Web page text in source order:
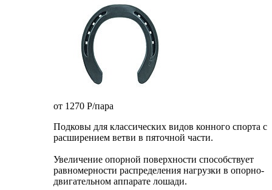
от 1270 P/пара
Подковы для классических видов конного спорта с
расширением ветви в пяточной части.
Увеличение опорной поверхности способствует
равномерности распределения нагрузки в опорно-
двигательном аппарате лошади.